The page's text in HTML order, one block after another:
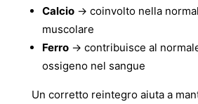
Calcio→ coinvolto nella
muscolare
Ferro→ contribuisce al
ossigeno nel sangue
Un corretto reintegro aiuta a